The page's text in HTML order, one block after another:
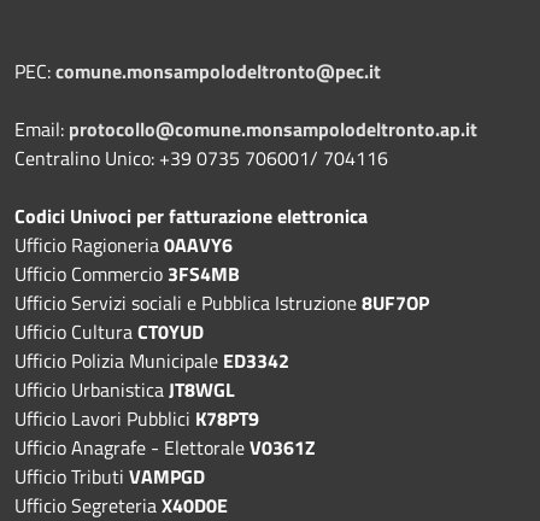
PEC:comune.monsampolodeltronto@pec.it
Email: protocollo@comune.monsampolodeltronto.ap.it
Centralino Unico: +39 0735 706001/ 704116
Codici Univoci per fatturazione elettronica
Ufficio Ragioneria0AAVY6
Ufficio Commercio 3FS4MB
Ufficio Servizi sociali e Pubblica Istruzione8UF7OP
Ufficio CulturaCT0YUD
Ufficio Polizia Municipale ED3342
Ufficio UrbanisticaJT8WGL
Ufficio Lavori Pubblici K78PT9
Ufficio Anagrafe - ElettoraleV0361Z
Ufficio Tributi VAMPGD
Ufficio SegreteriaX40D0E